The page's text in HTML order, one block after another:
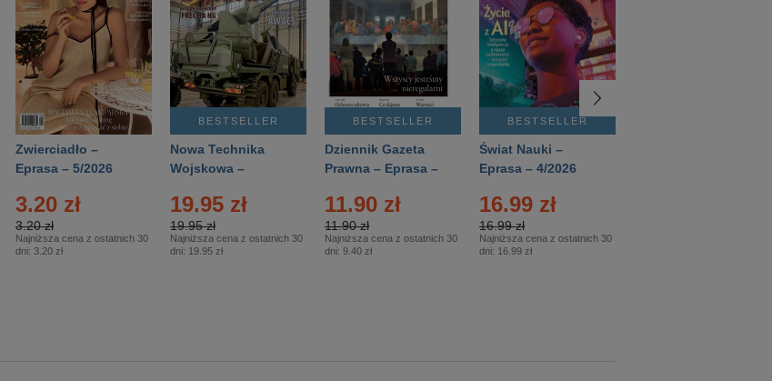
Zwierciadło –
Eprasa – 5/2026
3.20 zł
3.20 zł
Najniższa cena z ostatnich 30
dni: 3.20 zł
BESTSELLER
Nowa Technika
Wojskowa –
19.95 zł
19.95 zł
Najniższa cena z ostatnich 30
dni: 19.95 zł
BESTSELLER
Dziennik Gazeta
Prawna – Eprasa –
11.90 zł
11.90 zł
Najniższa cena z ostatnich 30
dni: 9.40 zł
BESTSELLER
Świat Nauki –
Eprasa – 4/2026
16.99 zł
16.99 zł
Najniższa cena z ostatnich 30
dni: 16.99 zł